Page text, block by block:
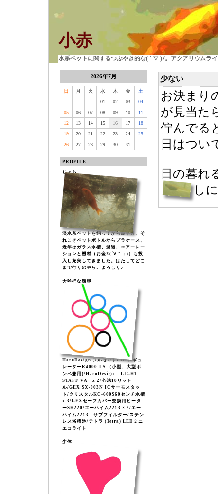
小赤
水系ペットに関するつぶやき的な( ´ ▽ )ﾉ。アクアリウムラ
2026年7月
日 月 火 水 木 金
土
-
- - 01 02 03
04
05
06 07 08 09 10
11
12
13 14 15 16 17
18
19
20 21 22 23 24
25
26
27 28 29 30 31 -
PROFILE
じょお
淡水系ペットを飼ってから幾年月、そ
れこそペットボトルからプラケース、
近年はガラス水槽、濾過、エアーレー
ションと機材（お金Σ(´∀｀；)）も投
入し充実してきました。はたしてどこ
まで行くのやら。よろしく♪
大雑把な環境
HaruDesign フルセットCO2レギュ
レーターR4000-LS （小型、大型ボ
ンベ兼用)/HaruDesign LIGHT
STAFF VA x 2/心池18リット
ル/GEX SX-003N ICサーモスタッ
ト/クリスタルKC-600S60センチ水槽
x 3/GEXセーフカバー交換用ヒータ
ーSH220/エーハイム2213 × 2/エー
ハイム2213 サブフィルター/ステン
レス浴槽池/テトラ (Tetra) LEDミニ
エコライト
生体
少ない
お決まり
が見当た
佇んでる
日はつい
日の暮れ
し